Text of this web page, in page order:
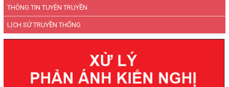
THÔNG TIN TUYÊN TRUYỀN
LỊCH SỬ TRUYỀN THỐNG